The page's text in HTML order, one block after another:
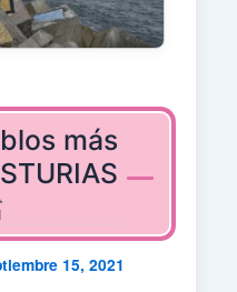
más
15, 2021